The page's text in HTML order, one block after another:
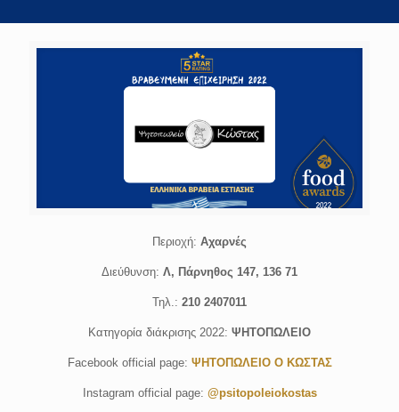
Περιοχή: Αχαρνές
Διεύθυνση: Λ, Πάρνηθος 147, 136 71
Τηλ.: 210 2407011
Κατηγορία διάκρισης 2022: ΨΗΤΟΠΩΛΕΙΟ
Facebook official page: ΨΗΤΟΠΩΛΕΙΟ Ο ΚΩΣΤΑΣ
Instagram official page: @psitopoleiokostas